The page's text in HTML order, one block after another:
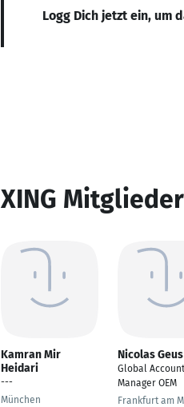
Logg Dich jetzt ein, um
XING
Kamran Mir
Heidari
---
München
Nicolas Geus
Global Account
Manager OEM
Frankfurt am